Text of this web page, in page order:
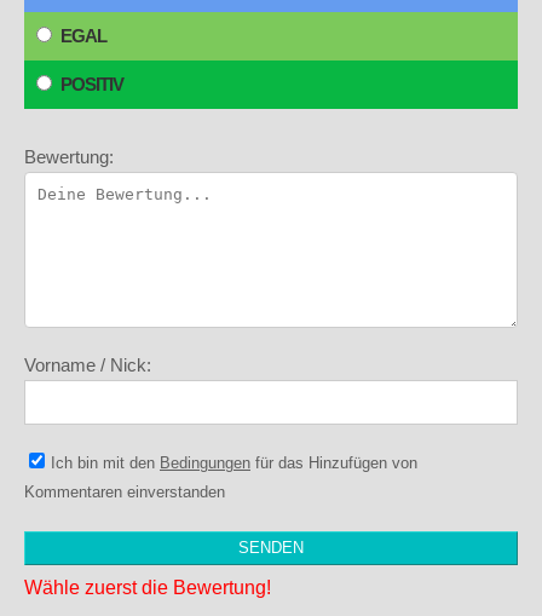
EGAL
POSITIV
Bewertung:
Vorname / Nick:
Ich bin mit den Bedingungen für das Hinzufügen von
Kommentaren einverstanden
Wähle zuerst die Bewertung!